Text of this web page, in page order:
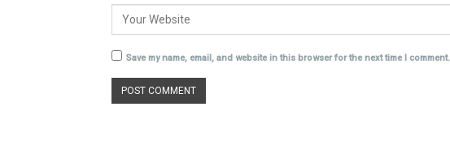
Save my name, email, and website in this browser for the next time I comment.